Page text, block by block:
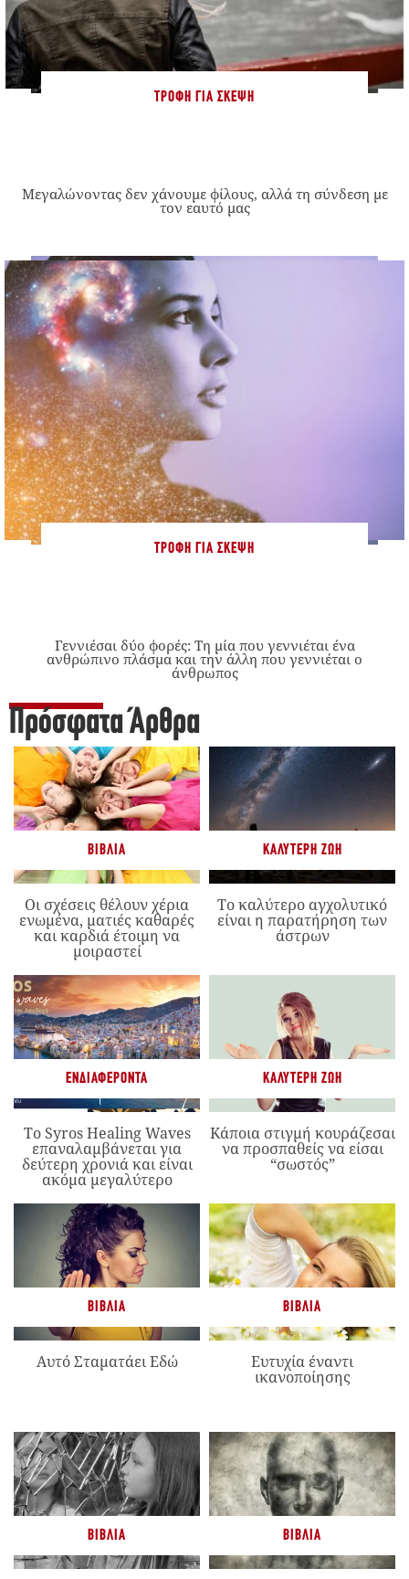
ΤΡΟΦΉ ΓΙΑ ΣΚΈΨΗ
Μεγαλώνοντας δεν χάνουμε φίλους, αλλά τη σύνδεση με
τον εαυτό μας
ΤΡΟΦΉ ΓΙΑ ΣΚΈΨΗ
Γεννιέσαι δύο φορές: Tη μία που γεννιέται ένα
ανθρώπινο πλάσμα και την άλλη που γεννιέται ο
άνθρωπος
Πρόσφατα Άρθρα
ΒΙΒΛΊΑ
Οι σχέσεις θέλουν χέρια
ενωμένα, ματιές καθαρές
και καρδιά έτοιμη να
μοιραστεί
ΚΑΛΎΤΕΡΗ ΖΩΉ
Το καλύτερο αγχολυτικό
είναι η παρατήρηση των
άστρων
ΕΝΔΙΑΦΈΡΟΝΤΑ
Το Syros Healing Waves
επαναλαμβάνεται για
δεύτερη χρονιά και είναι
ακόμα μεγαλύτερο
ΚΑΛΎΤΕΡΗ ΖΩΉ
Κάποια στιγμή κουράζεσαι
να προσπαθείς να είσαι
“σωστός”
ΒΙΒΛΊΑ
Αυτό Σταματάει Εδώ
ΒΙΒΛΊΑ
Ευτυχία έναντι
ικανοποίησης
ΒΙΒΛΊΑ ΒΙΒΛΊΑ